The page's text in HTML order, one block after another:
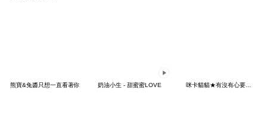
熊寶&兔醬只想一直看著你 奶油小生 - 甜蜜蜜LOVE 咪卡貓貓★有沒有心要養我